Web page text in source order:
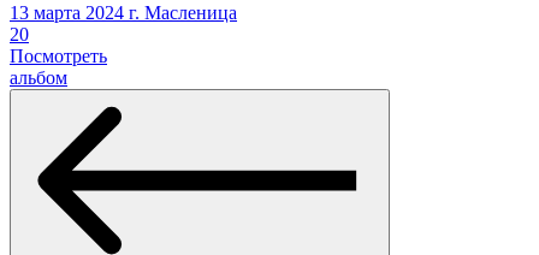
13 марта 2024 г. Масленица
20
Посмотреть
альбом